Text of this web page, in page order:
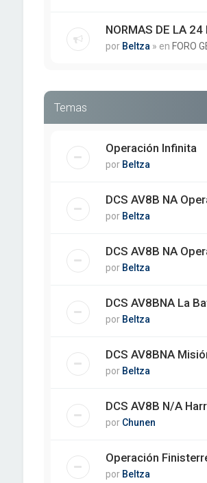
NORMAS DE LA
por Beltza » en FORO
Temas
Operación Infinita
por Beltza
DCS AV8B NA
por Beltza
DCS AV8B NA
por Beltza
DCS AV8BNA La
por Beltza
DCS AV8BNA
por Beltza
DCS AV8B N/A
por Chunen
Operación
por Beltza